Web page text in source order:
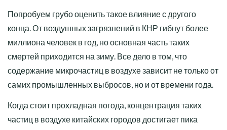
Попробуем грубо оценить такое влияние с другого
конца. От воздушных загрязнений в КНР гибнут более
миллиона человек в год, но основная часть таких
смертей приходится на зиму. Все дело в том, что
содержание микрочастиц в воздухе зависит не только от
самих промышленных выбросов, но и от времени года.
Когда стоит прохладная погода, концентрация таких
частиц в воздухе китайских городов достигает пика